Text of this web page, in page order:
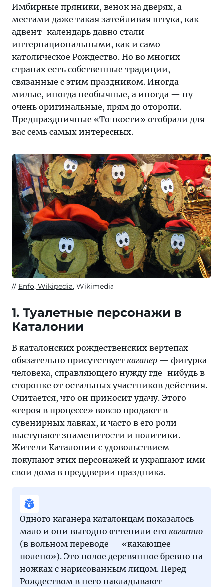
связанные
этим
праздником.
милые,
необычные,
иногда
очень
оригинальные
Имбирные пряники, венок на дверях, а
местами даже такая затейливая штука, как
адвент-календарь давно стали
интернациональными, как и само
католическое Рождество. Но во многих
странах есть собственные традиции,
связанные с этим праздником. Иногда
милые, иногда необычные, а иногда — ну
очень оригинальные, прям до оторопи.
Предпраздничные «Тонкости» отобрали для
вас семь самых интересных.
Enfo, Wikipedia, Wikimedia
1. Туалетные персонажи в
Каталонии
В каталонских рождественских вертепах
обязательно присутствует каганер — фигурка
человека, справляющего нужду где-нибудь в
сторонке от остальных участников действия.
Считается, что он приносит удачу. Этого
«героя в процессе» вовсю продают в
сувенирных лавках, и часто в его роли
выступают знаменитости и политики.
Жители Каталонии с удовольствием
покупают этих персонажей и украшают ими
свои дома в преддверии праздника.
Одного каганера каталонцам показалось
мало и они выгодно оттенили его кагатио
(в вольном переводе — «какающее
полено»). Это полое деревянное бревно на
ножках с нарисованным лицом. Перед
Рождеством в него накладывают